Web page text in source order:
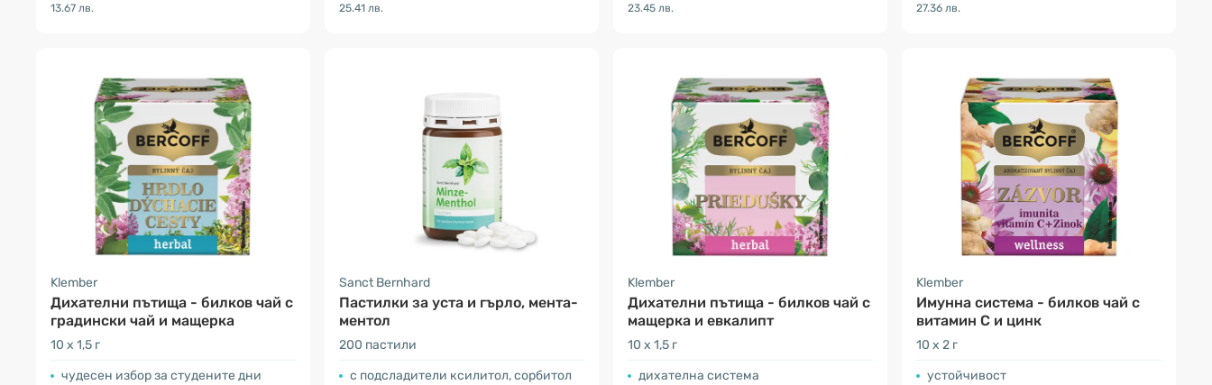
13.67 лв. 25.41 лв. 23.45 лв. 27.36 лв.
Klember
Дихателни пътища - билков чай с
градински чай и мащерка
10 x 1,5 г
чудесен избор за студените дни
Sanct Bernhard
Пастилки за уста и гърло, мента-
ментол
200 пастили
с подсладители ксилитол, сорбитол
Klember
Дихателни пътища - билков чай с
мащерка и евкалипт
10 x 1,5 г
дихателна система
Klember
Имунна система - билков чай с
витамин С и цинк
10 x 2 г
устойчивост